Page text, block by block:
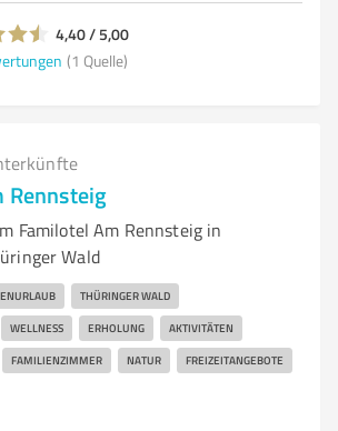
4,40 / 5,00
(1 Quelle)
Rennsteig
Familotel Am Rennsteig in
Wald
THÜRINGER WALD
WELLNESS ERHOLUNG AKTIVITÄTEN
FAMILIENZIMMER NATUR FREIZEITANGEBOTE